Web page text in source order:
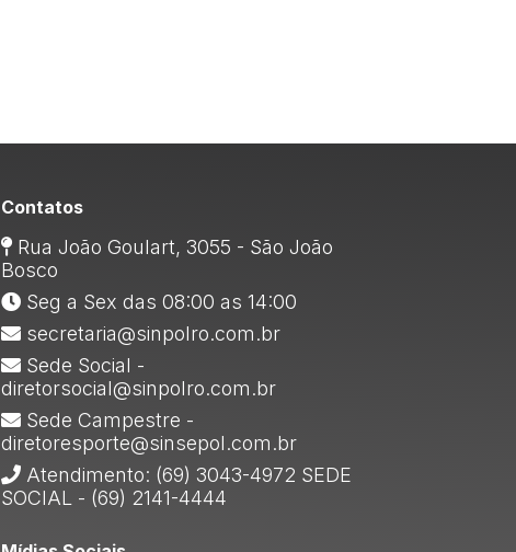
Contatos
Rua João Goulart, 3055 - São João
Bosco
Seg a Sex das 08:00 as 14:00
secretaria@sinpolro.com.br
Sede Social -
diretorsocial@sinpolro.com.br
Sede Campestre -
diretoresporte@sinsepol.com.br
Atendimento: (69) 3043-4972 SEDE
SOCIAL - (69) 2141-4444